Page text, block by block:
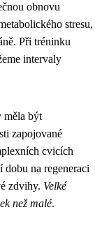
obnovu
stresu,
Při tréninku
intervaly
měla být
zapojované
cvicích
na regeneraci
zdvihy. Velké
než malé.